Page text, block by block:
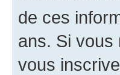
de ces
ans. Si vous
vous